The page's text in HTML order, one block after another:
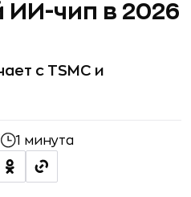
ИИ-чип в 2026
с TSMC и
1 минута